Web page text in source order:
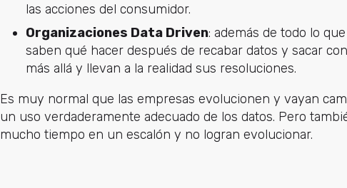
las acciones del consumidor.
Organizaciones Data Driven: además de todo lo
saben qué hacer después de recabar datos y sacar
más allá y llevan a la realidad sus resoluciones.
Es muy normal que las empresas evolucionen y vayan
un uso verdaderamente adecuado de los datos. Pero
mucho tiempo en un escalón y no logran evolucionar.